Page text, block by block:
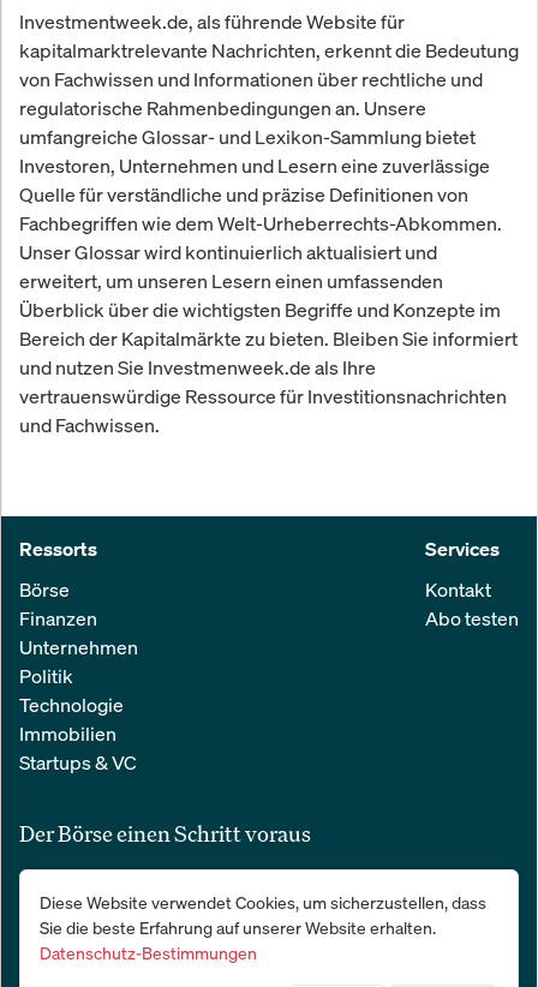
Investmentweek.de, als führende Website für
kapitalmarktrelevante Nachrichten, erkennt die Bedeutung
von Fachwissen und Informationen über rechtliche und
regulatorische Rahmenbedingungen an. Unsere
umfangreiche Glossar- und Lexikon-Sammlung bietet
Investoren, Unternehmen und Lesern eine zuverlässige
Quelle für verständliche und präzise Definitionen von
Fachbegriffen wie dem Welt-Urheberrechts-Abkommen.
Unser Glossar wird kontinuierlich aktualisiert und
erweitert, um unseren Lesern einen umfassenden
Überblick über die wichtigsten Begriffe und Konzepte im
Bereich der Kapitalmärkte zu bieten. Bleiben Sie informiert
und nutzen Sie Investmenweek.de als Ihre
vertrauenswürdige Ressource für Investitionsnachrichten
und Fachwissen.
Ressorts
Börse
Finanzen
Unternehmen
Politik
Technologie
Immobilien
Startups & VC
Services
Kontakt
Abo testen
Der Börse einen Schritt voraus
Alle relevanten Nachrichten aus Wirtschaft und Finanzen in einer
einfachen E-Mail. 100 % kostenlos:
Diese Website verwendet Cookies, um sicherzustellen, dass
Sie die beste Erfahrung auf unserer Website erhalten.
Datenschutz-Bestimmungen